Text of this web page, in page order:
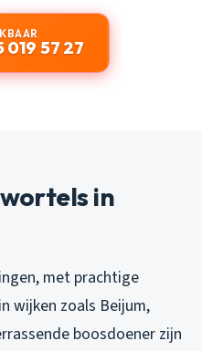
019 57 27
in
met prachtige
wijken zoals Beijum,
boosdoener zijn